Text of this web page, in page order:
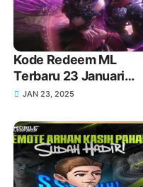
Kode Redeem ML
Terbaru 23 Januari
2025 Hari Ini!
JAN 23, 2025